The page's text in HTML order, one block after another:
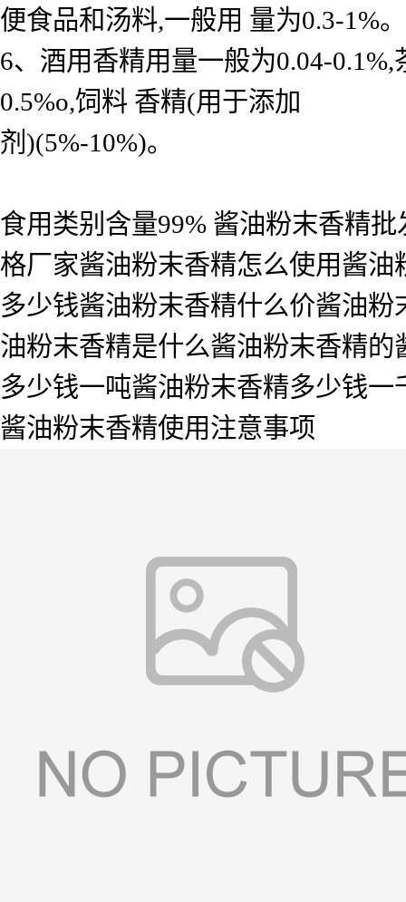
便食品和汤料,一般用 量为0.3-1%。
6、酒用香精用量一般为0.04-
0.5%o,饲料 香精(用于添加
剂)(5%-10%)。
食用类别含量99% 酱油粉末香精
格厂家酱油粉末香精怎么使用酱
多少钱酱油粉末香精什么价酱油
油粉末香精是什么酱油粉末香精
多少钱一吨酱油粉末香精多少钱
酱油粉末香精使用注意事项